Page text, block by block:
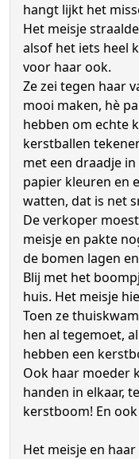
hangt lijkt het
Het meisje
alsof het iets heel
voor haar ook.
Ze zei tegen haar
mooi maken, hè
hebben om echte
kerstballen
met een draadje
papier kleuren en
watten, dat is net
De verkoper
meisje en pakte
de bomen lagen
Blij met het
huis. Het meisje
Toen ze
hen al tegemoet,
hebben een
Ook haar moeder
handen in elkaar,
kerstboom! En
Het meisje en